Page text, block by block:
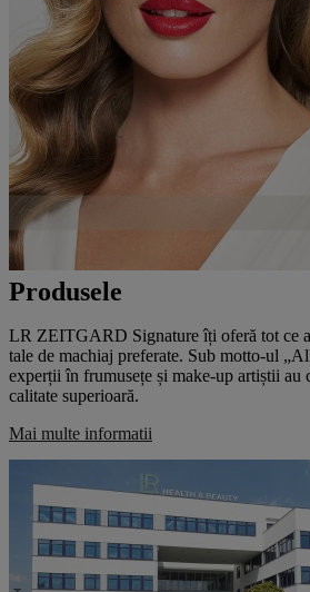
Produsele
LR ZEITGARD Signature îți oferă tot ce
tale de machiaj preferate. Sub motto-ul
experții în frumusețe și make-up artiștii au
calitate superioară.
Mai multe informatii